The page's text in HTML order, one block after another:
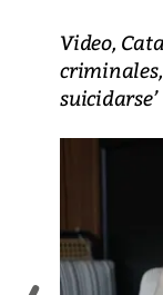
Video,
suicidarse’